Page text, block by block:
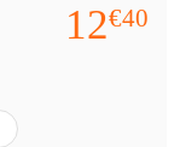
12€40